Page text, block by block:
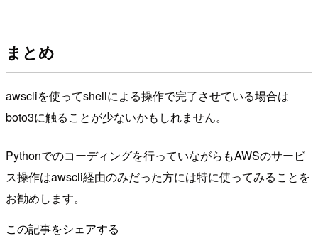
まとめ
awscliを使ってshellによる操作で完了させている場合は
boto3に触ることが少ないかもしれません。
Pythonでのコーディングを行っていながらもAWSのサービ
ス操作はawscli経由のみだった方には特に使ってみることを
お勧めします。
この記事をシェアする